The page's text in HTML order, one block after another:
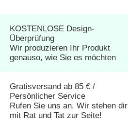
KOSTENLOSE Design-
Überprüfung
Wir produzieren Ihr Produkt
genauso, wie Sie es möchten
Gratisversand ab 85 € /
Persönlicher Service
Rufen Sie uns an. Wir stehen dir
mit Rat und Tat zur Seite!